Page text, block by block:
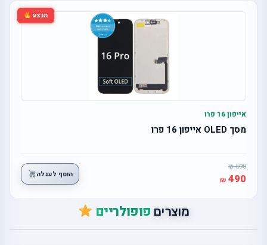
מבצע
אייפון 16 פרו
מסך OLED אייפון 16 פרו
590
490 הוסף לעגלה
מוצרים פופולריים